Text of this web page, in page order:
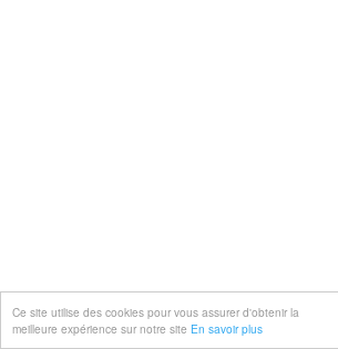
Ce site utilise des cookies pour vous assurer d'obtenir la
meilleure expérience sur notre site En savoir plus